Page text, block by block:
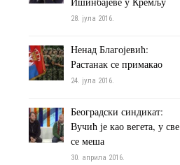
28. јула 2016.
Ненад Благојевић:
Растанак се примакао
24. јула 2016.
Београдски синдикат:
Вучић је као вегета, у све
се меша
30. априла 2016.